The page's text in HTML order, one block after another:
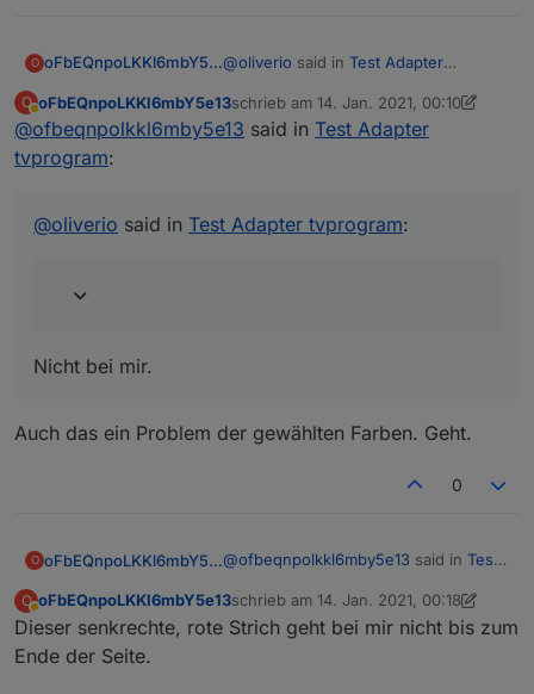
O oFbEQnpoLKKl6mbY5e13@oliverio said in Test Adapter
@ofbeqnpolkkl6mby5e13
man gerade ist.
O
Abwesend
oFbEQnpoLKKl6mbY5e13schrieb am 14. Jan. 2021, 00:10
zuletzt editiert von
@ofbeqnpolkkl6mby5e13 said in Test Adapter
tvprogram:
@oliverio said in Test Adapter tvprogram:
Nicht bei mir.
Auch das ein Problem der gewählten Farben. Geht.
0
O oFbEQnpoLKKl6mbY5e13@ofbeqnpolkkl6mby5e13 said in Test
@oliveriosaid inTest Adapter
O
Abwesend
oFbEQnpoLKKl6mbY5e13schrieb am 14. Jan. 2021, 00:18
zuletzt editiert von
Dieser senkrechte, rote Strich geht bei mir nicht bis zum
Ende der Seite.